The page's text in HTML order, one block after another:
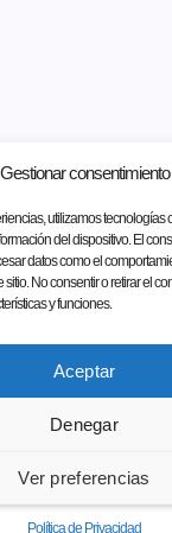
Gestionar consentimiento
utilizamos tecnologías
del dispositivo. El
datos como el
No consentir o retirar el
y funciones.
Aceptar
Denegar
Ver preferencias
Política de Privacidad